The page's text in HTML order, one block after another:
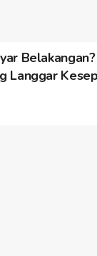
Langgar